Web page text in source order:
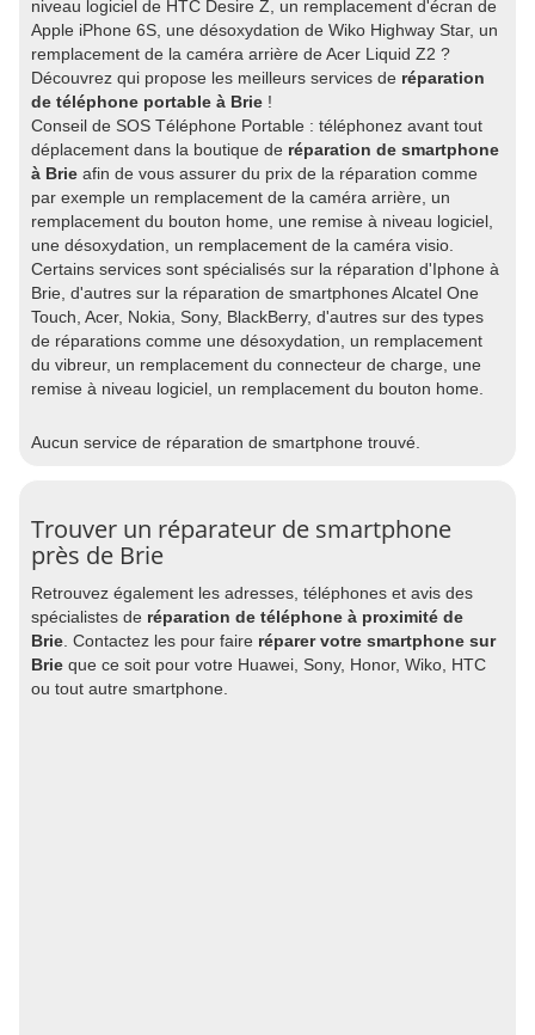
niveau logiciel de HTC Desire Z, un remplacement d'écran de
Apple iPhone 6S, une désoxydation de Wiko Highway Star, un
remplacement de la caméra arrière de Acer Liquid Z2 ?
Découvrez qui propose les meilleurs services de réparation
de téléphone portable à Brie !
Conseil de SOS Téléphone Portable : téléphonez avant tout
déplacement dans la boutique de réparation de smartphone
à Brie afin de vous assurer du prix de la réparation comme
par exemple un remplacement de la caméra arrière, un
remplacement du bouton home, une remise à niveau logiciel,
une désoxydation, un remplacement de la caméra visio.
Certains services sont spécialisés sur la réparation d'Iphone à
Brie, d'autres sur la réparation de smartphones Alcatel One
Touch, Acer, Nokia, Sony, BlackBerry, d'autres sur des types
de réparations comme une désoxydation, un remplacement
du vibreur, un remplacement du connecteur de charge, une
remise à niveau logiciel, un remplacement du bouton home.
Aucun service de réparation de smartphone trouvé.
Trouver un réparateur de smartphone
près de Brie
Retrouvez également les adresses, téléphones et avis des
spécialistes de réparation de téléphone à proximité de
Brie . Contactez les pour faire réparer votre smartphone sur
Brie que ce soit pour votre Huawei, Sony, Honor, Wiko, HTC
ou tout autre smartphone.